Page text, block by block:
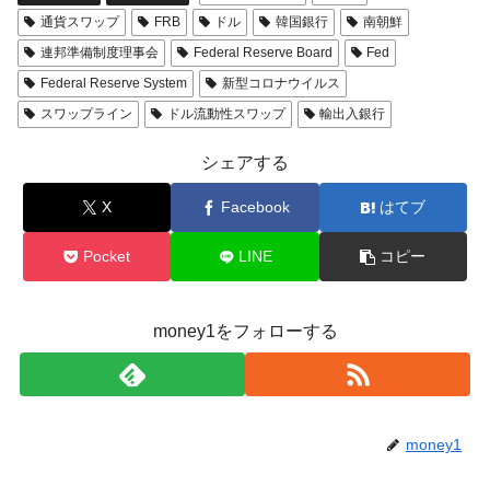
通貨スワップ
FRB ドル 韓国銀行
南朝鮮
連邦準備制度理事会
Federal Reserve Board
Fed
Federal Reserve System
新型コロナウイルス
スワップライン
ドル流動性スワップ 輸出入銀行
シェアする
X Facebook はてブ
Pocket LINE コピー
money1をフォローする
money1